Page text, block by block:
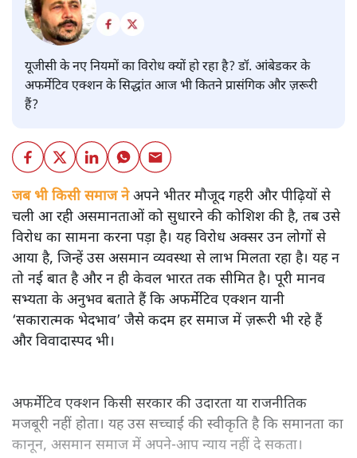
यूजीसी के नए नियमों का विरोध क्यों हो रहा है? डॉ. आंबेडकर के
अफर्मेटिव एक्शन के सिद्धांत आज भी कितने प्रासंगिक और ज़रूरी
हैं?
जब भी किसी समाज नेअपने भीतर मौजूद गहरी और पीढ़ियों से
चली आ रही असमानताओं को सुधारने की कोशिश की है, तब उसे
विरोध का सामना करना पड़ा है। यह विरोध अक्सर उन लोगों से
आया है, जिन्हें उस असमान व्यवस्था से लाभ मिलता रहा है। यह न
तो नई बात है और न ही केवल भारत तक सीमित है। पूरी मानव
सभ्यता के अनुभव बताते हैं कि अफर्मेटिव एक्शन यानी
‘सकारात्मक भेदभाव’ जैसे कदम हर समाज में ज़रूरी भी रहे हैं
और विवादास्पद भी।
अफर्मेटिव एक्शन किसी सरकार की उदारता या राजनीतिक
मजबूरी नहीं होता। यह उस सच्चाई की स्वीकृति है कि समानता का
कानून, असमान समाज में अपने-आप न्याय नहीं दे सकता।